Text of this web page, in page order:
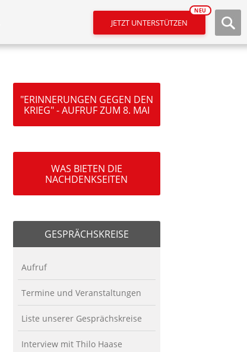
JETZT UNTERSTÜTZEN
NEU
"ERINNERUNGEN GEGEN DEN
KRIEG" - AUFRUF ZUM 8. MAI
WAS BIETEN DIE
NACHDENKSEITEN
GESPRÄCHSKREISE
Aufruf
Termine und Veranstaltungen
Liste unserer Gesprächskreise
Interview mit Thilo Haase